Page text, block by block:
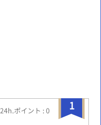
1
24h.ポイント : 0